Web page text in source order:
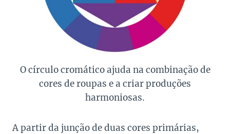
O círculo cromático ajuda na combinação de
cores de roupas e a criar produções
harmoniosas.
A partir da junção de duas cores primárias,